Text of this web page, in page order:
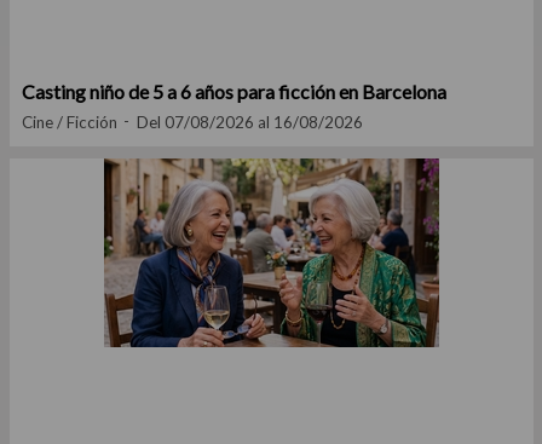
Casting niño de 5 a 6 años para ficción en Barcelona
Cine / Ficción Del 07/08/2026 al 16/08/2026